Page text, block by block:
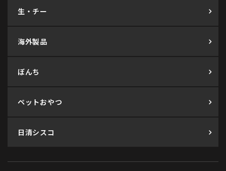
生・チー
海外製品
ぼんち
ペットおやつ
日清シスコ